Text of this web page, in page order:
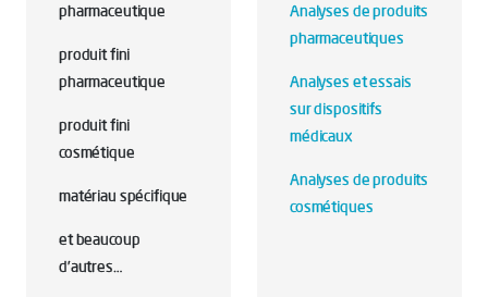
pharmaceutique
produit fini
pharmaceutique
produit fini
cosmétique
matériau spécifique
et beaucoup
d’autres…
Analyses de produits
pharmaceutiques
Analyses et essais
sur dispositifs
médicaux
Analyses de produits
cosmétiques